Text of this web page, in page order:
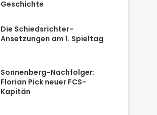
Geschichte
Die Schiedsrichter-
Ansetzungen am 1. Spieltag
Sonnenberg-Nachfolger:
Florian Pick neuer FCS-
Kapitän